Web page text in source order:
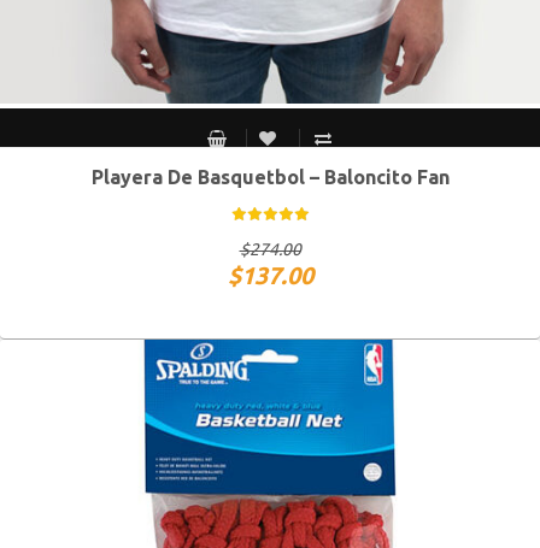
CH M G XG
Playera De Basquetbol – Baloncito Fan
$274.00
$137.00